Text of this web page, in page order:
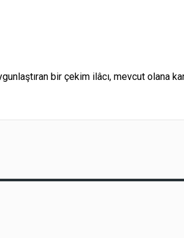
bir çekim ilâcı, mevcut olana